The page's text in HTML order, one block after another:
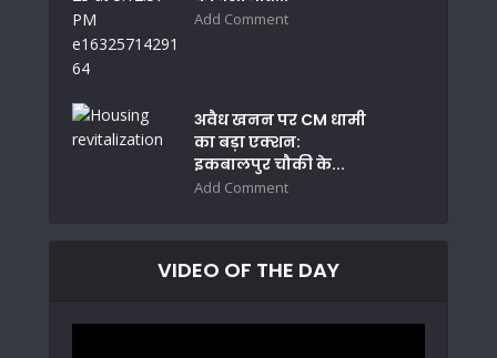
Add Comment
अवैध खनन पर CM धामी
का बड़ा एक्शन:
इकबालपुर चौकी के...
Add Comment
VIDEO OF THE DAY